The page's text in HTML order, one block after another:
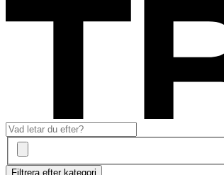
Filtrera efter kategori